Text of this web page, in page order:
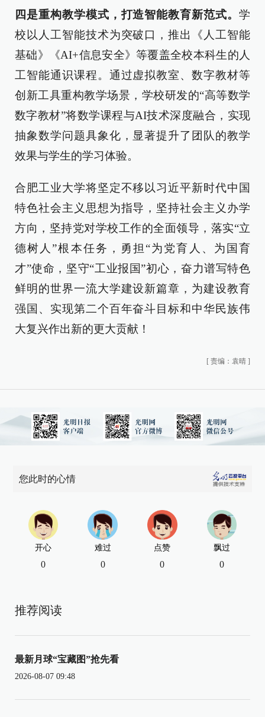
四是重构教学模式，打造智能教育新范式。 学
校以人工智能技术为突破口，推出《人工智能
基础》《AI+信息安全》等覆盖全校本科生的人
工智能通识课程。通过虚拟教室、数字教材等
创新工具重构教学场景，学校研发的“高等数学
数字教材”将数学课程与AI技术深度融合，实现
抽象数学问题具象化，显著提升了团队的教学
效果与学生的学习体验。
合肥工业大学将坚定不移以习近平新时代中国
特色社会主义思想为指导，坚持社会主义办学
方向，坚持党对学校工作的全面领导，落实“立
德树人”根本任务，勇担“为党育人、为国育
才”使命，坚守“工业报国”初心，奋力谱写特色
鲜明的世界一流大学建设新篇章，为建设教育
强国、实现第二个百年奋斗目标和中华民族伟
大复兴作出新的更大贡献！
[ 责编：袁晴 ]
您此时的心情
开心
0
难过
0
点赞
0
飘过
0
推荐阅读
最新月球“宝藏图”抢先看
2026-08-07 09:48